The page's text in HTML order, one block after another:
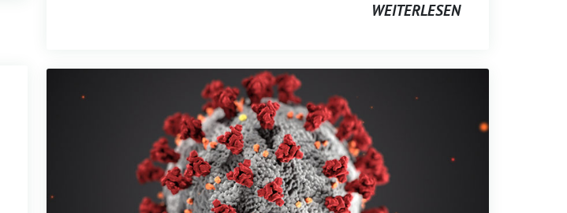
WEITERLESEN